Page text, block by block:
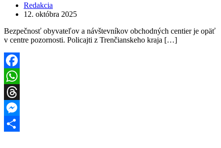
Redakcia
12. októbra 2025
Bezpečnosť obyvateľov a návštevníkov obchodných centier je opäť
v centre pozornosti. Policajti z Trenčianskeho kraja […]
Facebook
WhatsApp
Threads
Messenger